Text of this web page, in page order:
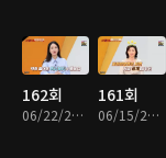
162회
06/22/2026 • 45분
161회
06/15/2026 • 45분